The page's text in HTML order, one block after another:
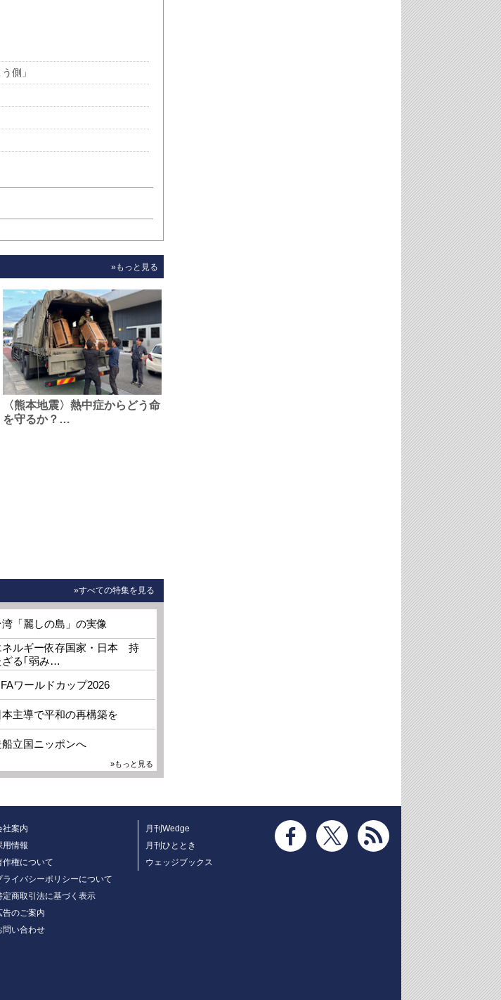
側」
»もっと見る
〈熊本地震〉熱中症からどう命
を守るか？…
»すべての特集を見る
湾「麗しの島」の実像
ネルギー依存国家・日本 持
ざる｢弱み…
ワールドカップ2026
本主導で平和の再構築を
船立国ニッポンへ
»もっと見る
社案内
用情報
作権について
ライバシーポリシーについて
定商取引法に基づく表示
告のご案内
問い合わせ
月刊Wedge
月刊ひととき
ウェッジブックス